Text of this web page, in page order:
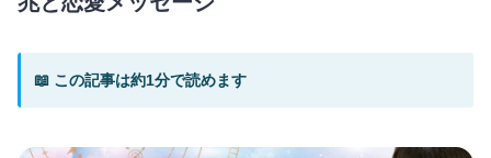
📖 この記事は約1分で読めます